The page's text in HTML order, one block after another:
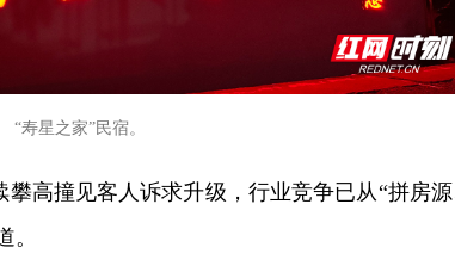
“寿星之家”民宿。
高撞见客人诉求升级，行业竞争已从“拼房
。